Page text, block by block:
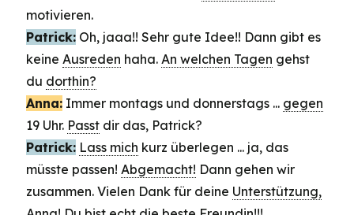
motivieren.
Patrick: Oh, jaaa!! Sehr gute Idee!! Dann gibt es
keine Ausreden haha. An welchen Tagen gehst
du dorthin?
Anna: Immer montags und donnerstags ... gegen
19 Uhr. Passt dir das, Patrick?
Patrick: Lass mich kurz überlegen ... ja, das
müsste passen! Abgemacht! Dann gehen wir
zusammen. Vielen Dank für deine Unterstützung,